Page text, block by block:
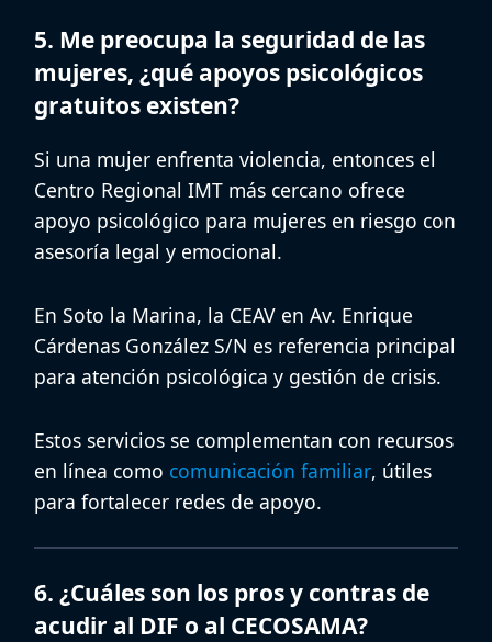
5. Me preocupa la seguridad de las
mujeres, ¿qué apoyos psicológicos
gratuitos existen?
Si una mujer enfrenta violencia, entonces el
Centro Regional IMT más cercano ofrece
apoyo psicológico para mujeres en riesgo con
asesoría legal y emocional.
En Soto la Marina, la CEAV en Av. Enrique
Cárdenas González S/N es referencia principal
para atención psicológica y gestión de crisis.
Estos servicios se complementan con recursos
en línea como comunicación familiar, útiles
para fortalecer redes de apoyo.
6. ¿Cuáles son los pros y contras de
acudir al DIF o al CECOSAMA?